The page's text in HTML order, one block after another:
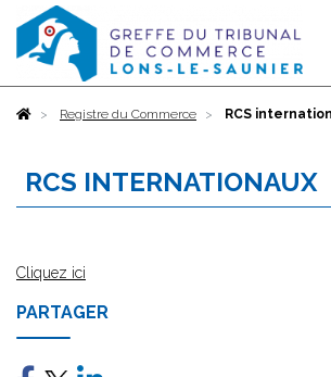
AccueilRegistre du Commerce RCS
RCS INTERNATIONAUX
Cliquez ici
PARTAGER